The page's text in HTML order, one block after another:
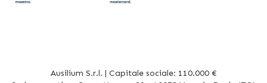
Ausilium S.r.l. | Capitale sociale: 110.000 €